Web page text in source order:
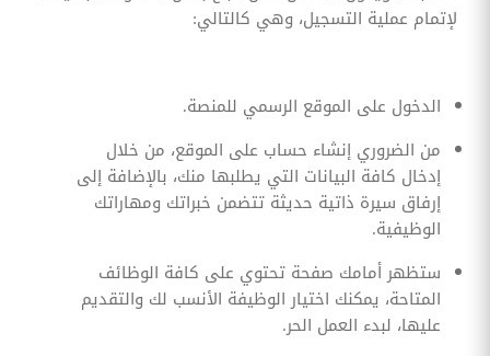
لإتمام عملية التسجيل، وهي كالتالي:
الدخول على الموقع الرسمي للمنصة.
من الضروري إنشاء حساب على الموقع، من خلال
إدخال كافة البيانات التي يطلبها منك، بالإضافة إلى
إرفاق سيرة ذاتية حديثة تتضمن خبراتك ومهاراتك
الوظيفية.
ستظهر أمامك صفحة تحتوي على كافة الوظائف
المتاحة، يمكنك اختيار الوظيفة الأنسب لك والتقديم
عليها، لبدء العمل الحر.